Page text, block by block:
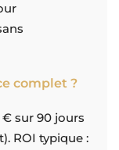
complet ?
sur 90 jours
ROI typique :